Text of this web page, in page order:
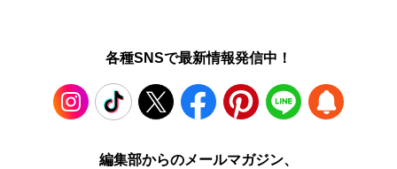
各種SNSで最新情報発信中！
TikTok Facebook Pinterest LINE
編集部からのメールマガジン、